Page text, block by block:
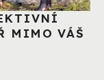
MIMO VÁŠ